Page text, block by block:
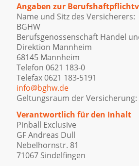
Angaben zur
Name und Sitz des Versicherers:
BGHW
Berufsgenossenschaft Handel
Direktion Mannheim
68145 Mannheim
Telefon 0621 183-0
Telefax 0621 183-5191
info@bghw.de
Geltungsraum der
Verantwortlich für den Inhalt
Pinball Exclusive
GF Andreas Dull
Nebelhornstr. 81
71067 Sindelfingen